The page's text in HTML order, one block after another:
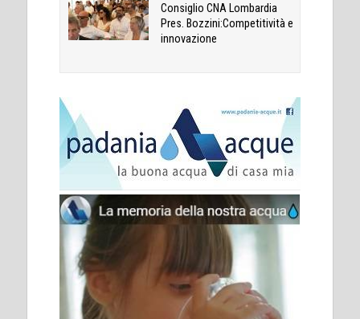
Consiglio CNA Lombardia
Pres. Bozzini:Competitività e
innovazione